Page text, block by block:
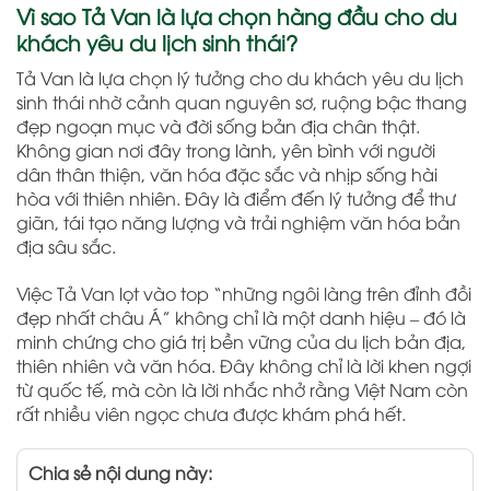
Vì sao Tả Van là lựa chọn hàng đầu cho du
khách yêu du lịch sinh thái?
Tả Van là lựa chọn lý tưởng cho du khách yêu du lịch
sinh thái nhờ cảnh quan nguyên sơ, ruộng bậc thang
đẹp ngoạn mục và đời sống bản địa chân thật.
Không gian nơi đây trong lành, yên bình với người
dân thân thiện, văn hóa đặc sắc và nhịp sống hài
hòa với thiên nhiên. Đây là điểm đến lý tưởng để thư
giãn, tái tạo năng lượng và trải nghiệm văn hóa bản
địa sâu sắc.
Việc Tả Van lọt vào top “những ngôi làng trên đỉnh đồi
đẹp nhất châu Á” không chỉ là một danh hiệu – đó là
minh chứng cho giá trị bền vững của du lịch bản địa,
thiên nhiên và văn hóa. Đây không chỉ là lời khen ngợi
từ quốc tế, mà còn là lời nhắc nhở rằng Việt Nam còn
rất nhiều viên ngọc chưa được khám phá hết.
Chia sẻ nội dung này: